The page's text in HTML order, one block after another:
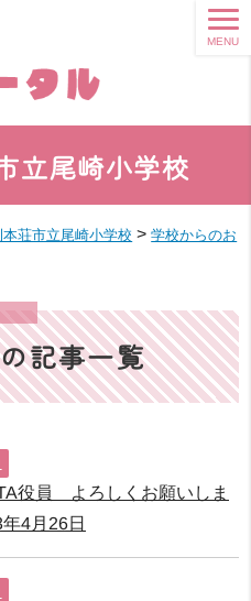
立尾崎小学校
MENU
本荘市立尾崎小学校 >学校からのお
記事一覧
役員 よろしくお願いしま
4月26日